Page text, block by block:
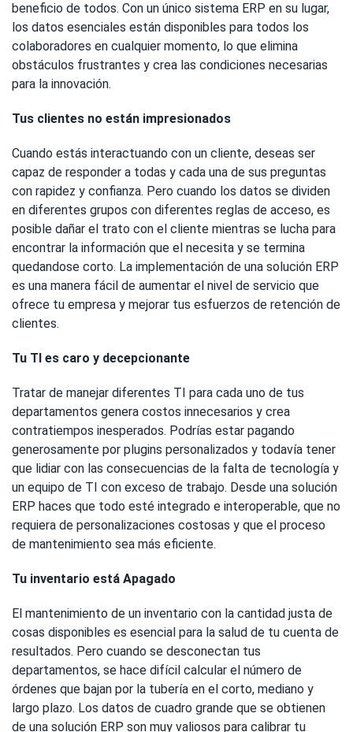
beneficio de todos. Con un único sistema ERP en su lugar,
los datos esenciales están disponibles para todos los
colaboradores en cualquier momento, lo que elimina
obstáculos frustrantes y crea las condiciones necesarias
para la innovación.
Tus clientes no están impresionados
Cuando estás interactuando con un cliente, deseas ser
capaz de responder a todas y cada una de sus preguntas
con rapidez y confianza. Pero cuando los datos se dividen
en diferentes grupos con diferentes reglas de acceso, es
posible dañar el trato con el cliente mientras se lucha para
encontrar la información que el necesita y se termina
quedandose corto. La implementación de una solución ERP
es una manera fácil de aumentar el nivel de servicio que
ofrece tu empresa y mejorar tus esfuerzos de retención de
clientes.
Tu TI es caro y decepcionante
Tratar de manejar diferentes TI para cada uno de tus
departamentos genera costos innecesarios y crea
contratiempos inesperados. Podrías estar pagando
generosamente por plugins personalizados y todavía tener
que lidiar con las consecuencias de la falta de tecnología y
un equipo de TI con exceso de trabajo. Desde una solución
ERP haces que todo esté integrado e interoperable, que no
requiera de personalizaciones costosas y que el proceso
de mantenimiento sea más eficiente.
Tu inventario está Apagado
El mantenimiento de un inventario con la cantidad justa de
cosas disponibles es esencial para la salud de tu cuenta de
resultados. Pero cuando se desconectan tus
departamentos, se hace difícil calcular el número de
órdenes que bajan por la tubería en el corto, mediano y
largo plazo. Los datos de cuadro grande que se obtienen
de una solución ERP son muy valiosos para calibrar tu